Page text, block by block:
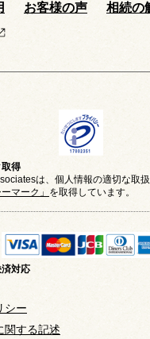
お客様の声
相続の
得
は、個人情報の適切な取
マーク」 を取得しています。
対応
シー
関する記述